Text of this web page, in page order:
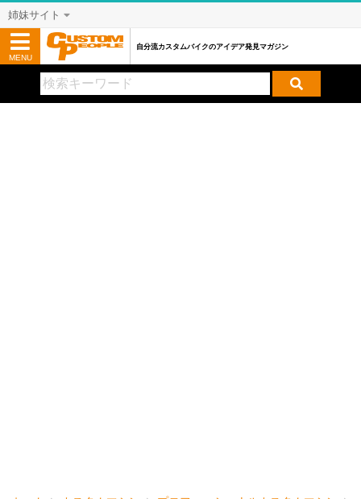
姉妹サイト
MENU
自分流カスタムバイクのアイデア発見マガジン